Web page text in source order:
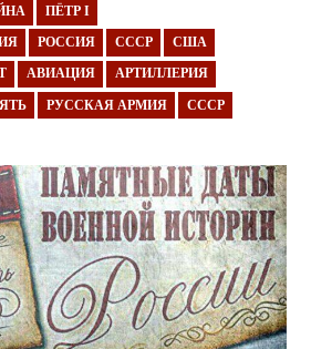
ПЁТР I
РОССИЯ СССР США
АВИАЦИЯ АРТИЛЛЕРИЯ
РУССКАЯ АРМИЯ СССР